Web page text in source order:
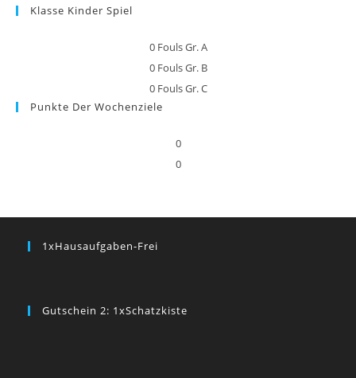
Klasse Kinder Spiel
0 Fouls Gr. A
0 Fouls Gr. B
0 Fouls Gr. C
Punkte Der Wochenziele
0
0
1xHausaufgaben-Frei
Gutschein 2: 1xSchatzkiste